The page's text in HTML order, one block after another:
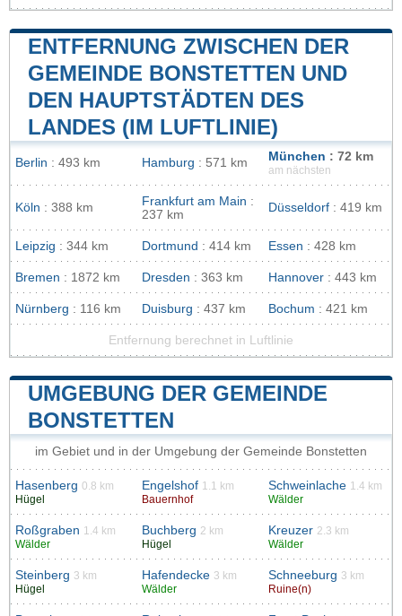
ENTFERNUNG ZWISCHEN DER
GEMEINDE BONSTETTEN UND
DEN HAUPTSTÄDTEN DES
LANDES (IM LUFTLINIE)
Berlin : 493 km Hamburg : 571 km München : 72 km
am nächsten
Köln : 388 km Frankfurt am Main :
237 km
Düsseldorf : 419 km
Leipzig : 344 km Dortmund : 414 km Essen : 428 km
Bremen : 1872 km Dresden : 363 km Hannover : 443 km
Nürnberg : 116 km Duisburg : 437 km Bochum : 421 km
Entfernung berechnet in Luftlinie
UMGEBUNG DER GEMEINDE
BONSTETTEN
im Gebiet und in der Umgebung der Gemeinde Bonstetten
Hasenberg 0.8 km
Hügel
Engelshof 1.1 km
Bauernhof
Schweinlache 1.4 km
Wälder
Roßgraben 1.4 km
Wälder
Buchberg 2 km
Hügel
Kreuzer 2.3 km
Wälder
Steinberg 3 km
Hügel
Hafendecke 3 km
Wälder
Schneeburg 3 km
Ruine(n)